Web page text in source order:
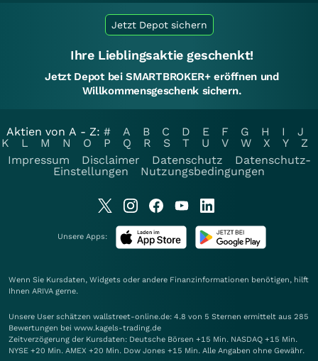
Jetzt Depot sichern
Ihre Lieblingsaktie geschenkt!
Jetzt Depot bei SMARTBROKER+ eröffnen und
Willkommensgeschenk sichern.
Aktien von A - Z: # A B C D E F G H I
J
K
L M N O P Q R S T U V W X Y
Z
Impressum
Disclaimer Datenschutz
Datenschutz-
Einstellungen
Nutzungsbedingungen
Unsere Apps:
Wenn Sie Kursdaten, Widgets oder andere Finanzinformationen benötigen, hilft
Ihnen ARIVA gerne.
Unsere User schätzen wallstreet-online.de: 4.8 von 5 Sternen ermittelt aus 285
Bewertungen bei www.kagels-trading.de
Zeitverzögerung der Kursdaten: Deutsche Börsen +15 Min. NASDAQ +15 Min.
NYSE +20 Min. AMEX +20 Min. Dow Jones +15 Min. Alle Angaben ohne Gewähr.